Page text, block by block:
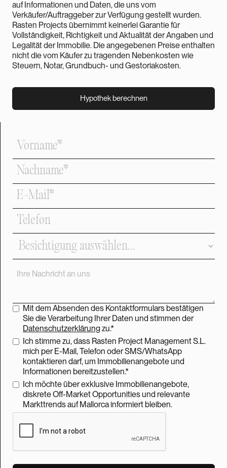
auf Informationen und Daten, die uns vom
Verkäufer/Auftraggeber zur Verfügung gestellt wurden.
Rasten Projects übernimmt keinerlei Garantie für
Vollständigkeit, Richtigkeit und Aktualität der Angaben und
Legalität der Immobilie. Die angegebenen Preise enthalten
nicht die vom Käufer zu tragenden Nebenkosten wie
Steuern, Notar, Grundbuch- und Gestoriakosten.
Hypothek berechnen
Hypothek berechnen
Mit dem Absenden des Kontaktformulars bestätigen
Sie die Verarbeitung Ihrer Daten und stimmen der
Datenschutzerklärung zu.*
Ich stimme zu, dass Rasten Project Management S.L.
mich per E-Mail, Telefon oder SMS/WhatsApp
kontaktieren darf, um Immobilienangebote und
Informationen bereitzustellen.*
Ich möchte über exklusive Immobilienangebote,
diskrete Off-Market Opportunities und relevante
Markttrends auf Mallorca informiert bleiben.